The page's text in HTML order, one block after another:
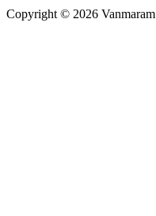
Copyright © 2026 Vanmaram